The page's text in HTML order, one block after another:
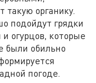
такую органику.
подойдут грядки
огурцов, которые
были обильно
погоде.